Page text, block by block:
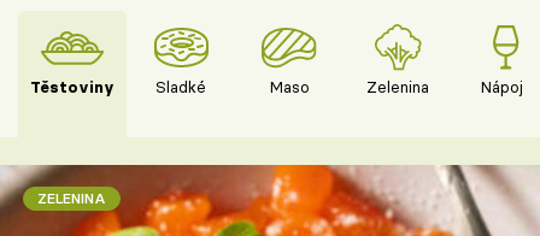
Těstoviny Sladké Maso Zelenina Nápoje
ZELENINA